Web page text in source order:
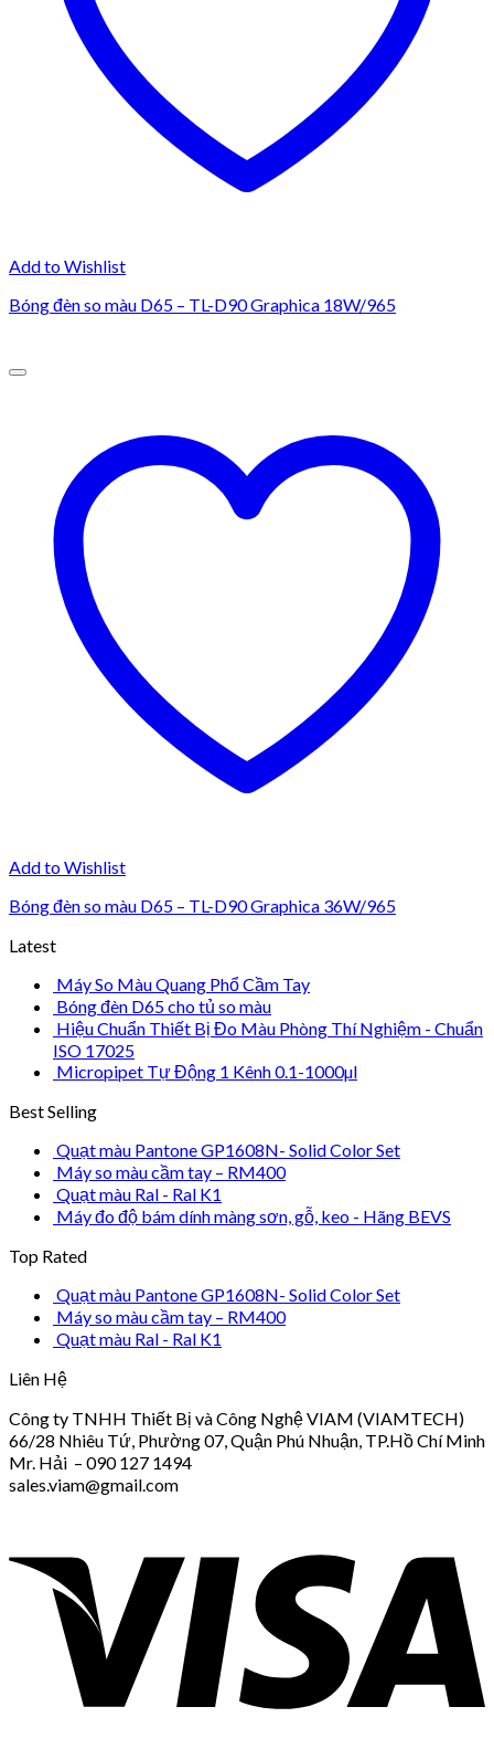
Add to Wishlist
Bóng đèn so màu D65 – TL-D90 Graphica 18W/965
Add to Wishlist
Bóng đèn so màu D65 – TL-D90 Graphica 36W/965
Latest
Máy So Màu Quang Phổ Cầm Tay
Bóng đèn D65 cho tủ so màu
Hiệu Chuẩn Thiết Bị Đo Màu Phòng Thí Nghiệm - Chuẩn
ISO 17025
Micropipet Tự Động 1 Kênh 0.1-1000µl
Best Selling
Quạt màu Pantone GP1608N- Solid Color Set
Máy so màu cầm tay – RM400
Quạt màu Ral - Ral K1
Máy đo độ bám dính màng sơn, gỗ, keo - Hãng BEVS
Top Rated
Quạt màu Pantone GP1608N- Solid Color Set
Máy so màu cầm tay – RM400
Quạt màu Ral - Ral K1
Liên Hệ
Công ty TNHH Thiết Bị và Công Nghệ VIAM (VIAMTECH)
66/28 Nhiêu Tứ, Phường 07, Quận Phú Nhuận, TP.Hồ Chí Minh
Mr. Hải – 090 127 1494
sales.viam@gmail.com